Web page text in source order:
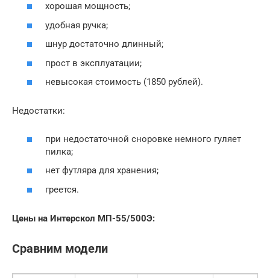
хорошая мощность;
удобная ручка;
шнур достаточно длинный;
прост в эксплуатации;
невысокая стоимость (1850 рублей).
Недостатки:
при недостаточной сноровке немного гуляет
пилка;
нет футляра для хранения;
греется.
Цены на Интерскол МП-55/500Э:
Сравним модели